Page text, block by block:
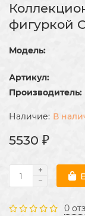
фигуркой
Модель:
Артикул:
Производитель:
В
5530 ₽
0